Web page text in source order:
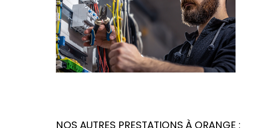
NOS AUTRES PRESTATIONS À ORANGE :